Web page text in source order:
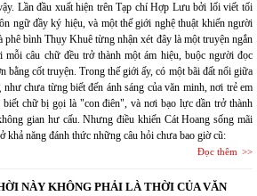
Lần đầu xuất hiện trên Tạp chí Hợp Lưu bởi lối viết tối
ngữ đầy ký hiệu, và một thế giới nghệ thuật khiến người
bình Thụy Khuê từng nhận xét đây là một truyện ngắn
mỗi câu chữ đều trở thành một ám hiệu, buộc người đọc
bằng cốt truyện. Trong thế giới ấy, có một bãi đất nổi giữa
chưa từng biết đến ánh sáng của văn minh, nơi trẻ em
chữ bị gọi là "con điên", và nơi bạo lực dần trở thành
gian hư cấu. Nhưng điều khiến Cát Hoang sống mãi
khả năng đánh thức những câu hỏi chưa bao giờ cũ:
Đọc thêm
NÀY KHÔNG PHẢI LÀ THỜI CỦA VĂN